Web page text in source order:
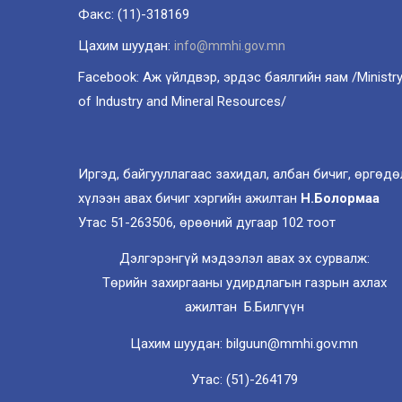
Факс: (11)-318169
Цахим шуудан: info@mmhi.gov.mn
Facebook: Аж үйлдвэр, эрдэс баялгийн яам /Ministry
of Industry and Mineral Resources/
Иргэд, байгууллагаас захидал, албан бичиг,
хүлээн авах бичиг хэргийн ажилтан Н.Болормаа
Утас 51-263506, өрөөний дугаар 102 тоот
Дэлгэрэнгүй мэдээлэл авах эх сурвалж:
Төрийн захиргааны удирдлагын газрын ахлах
ажилтан Б.Билгүүн
Цахим шуудан: bilguun@mmhi.gov.mn
Утас: (51)-264179